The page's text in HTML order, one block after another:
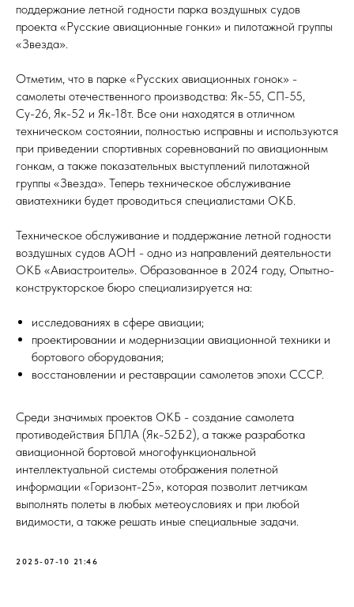
поддержание летной годности парка воздушных судов
проекта «Русские авиационные гонки» и пилотажной группы
«Звезда».
Отметим, что в парке «Русских авиационных гонок» -
самолеты отечественного производства: Як-55, СП-55,
Су-26, Як-52 и Як-18т. Все они находятся в отличном
техническом состоянии, полностью исправны и используются
при приведении спортивных соревнований по авиационным
гонкам, а также показательных выступлений пилотажной
группы «Звезда». Теперь техническое обслуживание
авиатехники будет проводиться специалистами ОКБ.
Техническое обслуживание и поддержание летной годности
воздушных судов АОН - одно из направлений деятельности
ОКБ «Авиастроитель». Образованное в 2024 году, Опытно-
конструкторское бюро специализируется на:
исследованиях в сфере авиации;
проектировании и модернизации авиационной техники и
бортового оборудования;
восстановлении и реставрации самолетов эпохи СССР.
Среди значимых проектов ОКБ - создание самолета
противодействия БПЛА (Як-52Б2), а также разработка
авиационной бортовой многофункциональной
интеллектуальной системы отображения полетной
информации «Горизонт-25», которая позволит летчикам
выполнять полеты в любых метеоусловиях и при любой
видимости, а также решать иные специальные задачи.
2025-07-10 21:46